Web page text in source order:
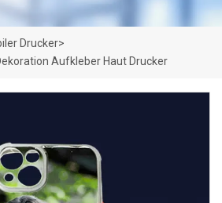
Drucker>
Aufkleber Haut Drucker